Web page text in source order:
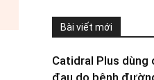
Bài viết mới
Catidral Plus dùng